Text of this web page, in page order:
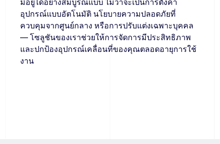
อุปกรณ์แบบอัตโนมัติ นโยบายความปลอดภัยที่
ควบคุมจากศูนย์กลาง หรือการปรับแต่งเฉพาะบุคคล
— โซลูชันของเราช่วยให้การจัดการมีประสิทธิภาพ
และปกป้องอุปกรณ์เคลื่อนที่ของคุณตลอดอายุการใช้
งาน